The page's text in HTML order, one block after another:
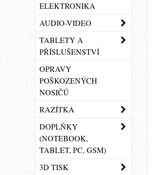
ELEKTRONIKA
AUDIO-VIDEO
TABLETY A
PŘÍSLUŠENSTVÍ
OPRAVY
POŠKOZENÝCH
NOSIČŮ
RAZÍTKA
DOPLŇKY
(NOTEBOOK,
TABLET, PC, GSM)
3D TISK